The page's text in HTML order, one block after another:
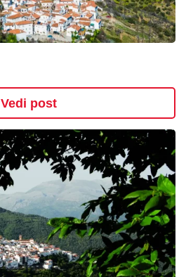
Vedi post